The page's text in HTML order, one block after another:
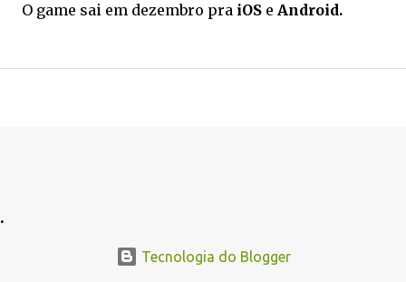
O game sai em dezembro pra iOS e Android.
.
Tecnologia do Blogger